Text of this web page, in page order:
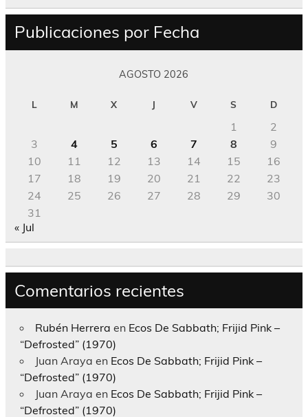
Publicaciones por Fecha
AGOSTO 2026
L M X J V S D
1
2
3
4 5 6 7 8
9
10
11 12 13 14 15
16
17
18 19 20 21 22
23
24
25 26 27 28 29
30
31
« Jul
Comentarios recientes
Rubén Herrera en Ecos De Sabbath; Frijid Pink –
“Defrosted” (1970)
Juan Araya en Ecos De Sabbath; Frijid Pink –
“Defrosted” (1970)
Juan Araya en Ecos De Sabbath; Frijid Pink –
“Defrosted” (1970)